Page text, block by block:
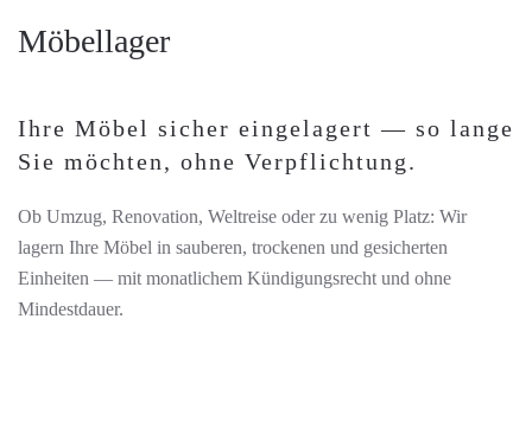
Möbellager
Ihre Möbel sicher eingelagert — so lange
Sie möchten, ohne Verpflichtung.
Ob Umzug, Renovation, Weltreise oder zu wenig Platz: Wir
lagern Ihre Möbel in sauberen, trockenen und gesicherten
Einheiten — mit monatlichem Kündigungsrecht und ohne
Mindestdauer.